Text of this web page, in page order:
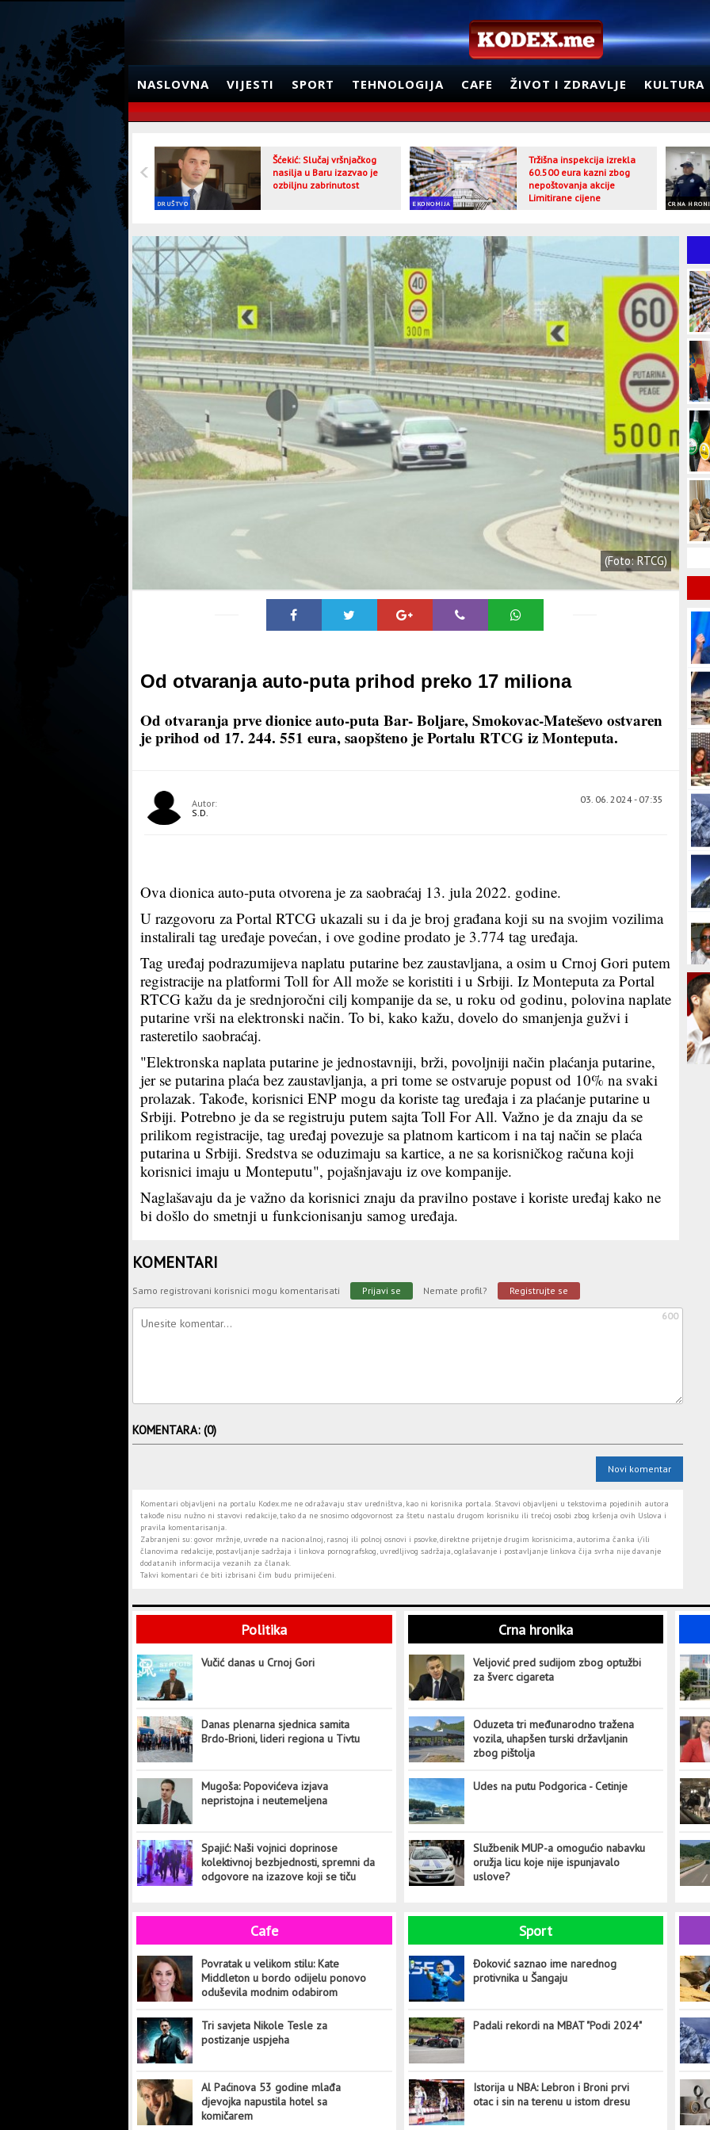
NASLOVNA VIJESTI SPORT TEHNOLOGIJA CAFE ŽIVOT I ZDRAVLJE KULTURA
DRUŠTVO
Šćekić: Slučaj vršnjačkog
nasilja u Baru izazvao je
ozbiljnu zabrinutost
EKONOMIJA
Tržišna inspekcija izrekla
60.500 eura kazni zbog
nepoštovanja akcije
Limitirane cijene
CRNA
(Foto: RTCG)
Od otvaranja auto-puta prihod preko 17 miliona
Od otvaranja prve dionice auto-puta Bar- Boljare, Smokovac-Mateševo ostvaren
je prihod od 17. 244. 551 eura, saopšteno je Portalu RTCG iz Monteputa.
03. 06. 2024 - 07:35
Autor:
S.D.
Ova dionica auto-puta otvorena je za saobraćaj 13. jula 2022. godine.
U razgovoru za Portal RTCG ukazali su i da je broj građana koji su na svojim vozilima
instalirali tag uređaje povećan, i ove godine prodato je 3.774 tag uređaja.
Tag uređaj podrazumijeva naplatu putarine bez zaustavljana, a osim u Crnoj Gori putem
registracije na platformi Toll for All može se koristiti i u Srbiji. Iz Monteputa za Portal
RTCG kažu da je srednjoročni cilj kompanije da se, u roku od godinu, polovina naplate
putarine vrši na elektronski način. To bi, kako kažu, dovelo do smanjenja gužvi i
rasteretilo saobraćaj.
"Elektronska naplata putarine je jednostavniji, brži, povoljniji način plaćanja putarine,
jer se putarina plaća bez zaustavljanja, a pri tome se ostvaruje popust od 10% na svaki
prolazak. Takođe, korisnici ENP mogu da koriste tag uređaja i za plaćanje putarine u
Srbiji. Potrebno je da se registruju putem sajta Toll For All. Važno je da znaju da se
prilikom registracije, tag uređaj povezuje sa platnom karticom i na taj način se plaća
putarina u Srbiji. Sredstva se oduzimaju sa kartice, a ne sa korisničkog računa koji
korisnici imaju u Monteputu", pojašnjavaju iz ove kompanije.
Naglašavaju da je važno da korisnici znaju da pravilno postave i koriste uređaj kako ne
bi došlo do smetnji u funkcionisanju samog uređaja.
KOMENTARI
Samo registrovani korisnici mogu komentarisati Prijavi se Nemate profil? Registrujte se
600
KOMENTARA: (0)
Novi komentar
Komentari objavljeni na portalu Kodex.me ne odražavaju stav uredništva, kao ni korisnika portala. Stavovi objavljeni u tekstovima pojedinih autora
takođe nisu nužno ni stavovi redakcije, tako da ne snosimo odgovornost za štetu nastalu drugom korisniku ili trećoj osobi zbog kršenja ovih Uslova i
pravila komentarisanja.
Zabranjeni su: govor mržnje, uvrede na nacionalnoj, rasnoj ili polnoj osnovi i psovke, direktne prijetnje drugim korisnicima, autorima čanka i/ili
članovima redakcije, postavljanje sadržaja i linkova pornografskog, uvredljivog sadržaja, oglašavanje i postavljanje linkova čija svrha nije davanje
dodatanih informacija vezanih za članak.
Takvi komentari će biti izbrisani čim budu primijećeni.
Politika
Vučić danas u Crnoj Gori
Danas plenarna sjednica samita
Brdo-Brioni, lideri regiona u Tivtu
Mugoša: Popovićeva izjava
nepristojna i neutemeljena
Spajić: Naši vojnici doprinose
kolektivnoj bezbjednosti, spremni da
odgovore na izazove koji se tiču
Crna hronika
Veljović pred sudijom zbog optužbi
za šverc cigareta
Oduzeta tri međunarodno tražena
vozila, uhapšen turski državljanin
zbog pištolja
Udes na putu Podgorica - Cetinje
Službenik MUP-a omogućio nabavku
oružja licu koje nije ispunjavalo
uslove?
Cafe
Povratak u velikom stilu: Kate
Middleton u bordo odijelu ponovo
oduševila modnim odabirom
Tri savjeta Nikole Tesle za
postizanje uspjeha
Al Paćinova 53 godine mlađa
djevojka napustila hotel sa
komičarem
Sport
Đoković saznao ime narednog
protivnika u Šangaju
Padali rekordi na MBAT "Podi 2024"
Istorija u NBA: Lebron i Broni prvi
otac i sin na terenu u istom dresu